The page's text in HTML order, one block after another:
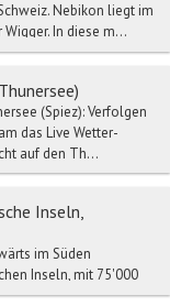
Nebikon liegt im
In diese m...
(Spiez): Verfolgen
das Live Wetter-
auf den Th...
Inseln,
im Süden
Inseln, mit 75'000
der Nachbargemeinde